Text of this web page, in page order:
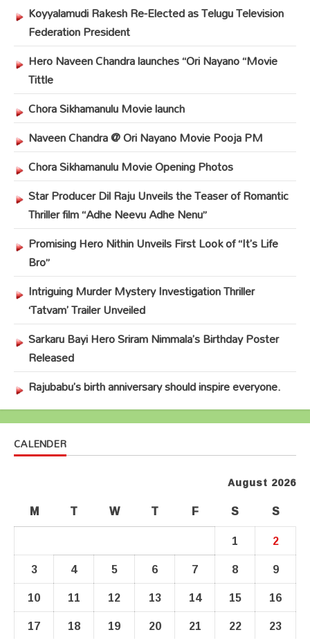
Koyyalamudi Rakesh Re-Elected as Telugu Television
Federation President
Hero Naveen Chandra launches “Ori Nayano “Movie
Tittle
Chora Sikhamanulu Movie launch
Naveen Chandra @ Ori Nayano Movie Pooja PM
Chora Sikhamanulu Movie Opening Photos
Star Producer Dil Raju Unveils the Teaser of Romantic
Thriller film “Adhe Neevu Adhe Nenu”
Promising Hero Nithin Unveils First Look of “It’s Life
Bro”
Intriguing Murder Mystery Investigation Thriller
‘Tatvam’ Trailer Unveiled
Sarkaru Bayi Hero Sriram Nimmala’s Birthday Poster
Released
Rajubabu’s birth anniversary should inspire everyone.
CALENDER
August 2026
M T W T F S
S
1
2
3
4 5 6 7 8
9
10
11 12 13 14 15
16
17
18 19 20 21 22
23